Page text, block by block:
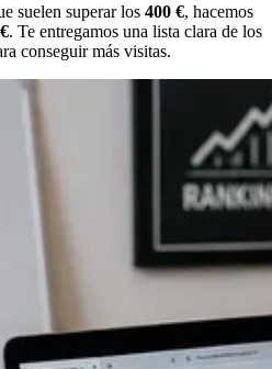
suelen superar los 400 €, hacemos
. Te entregamos una lista clara de los
conseguir más visitas.